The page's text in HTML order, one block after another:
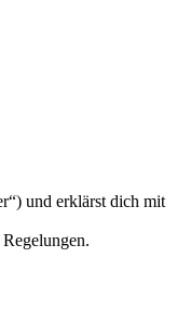
und erklärst dich mit